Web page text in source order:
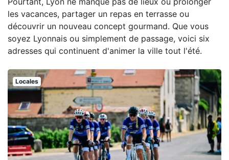
les vacances, partager un repas en terrasse ou
découvrir un nouveau concept gourmand. Que vous
soyez Lyonnais ou simplement de passage, voici six
adresses qui continuent d'animer la ville tout l'été.
Locales